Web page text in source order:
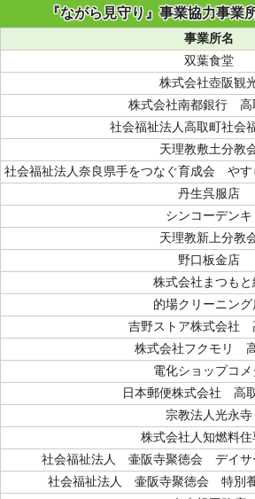
『ながら見守り』事業協力事業
事業所名
双葉食堂
株式会社壺阪観
株式会社南都銀行 高
社会福祉法人高取町社会
天理教敷土分教
社会福祉法人奈良県手をつなぐ育成会 やす
丹生呉服店
シンコーデンキ
天理教新上分教
野口板金店
株式会社まつもと
的場クリーニング
吉野ストア株式会社
株式会社フクモリ
電化ショップコメ
日本郵便株式会社 高
宗教法人光永寺
株式会社人知燃料住
社会福祉法人 壷阪寺聚徳会 デイサ
社会福祉法人 壷阪寺聚徳会 特別